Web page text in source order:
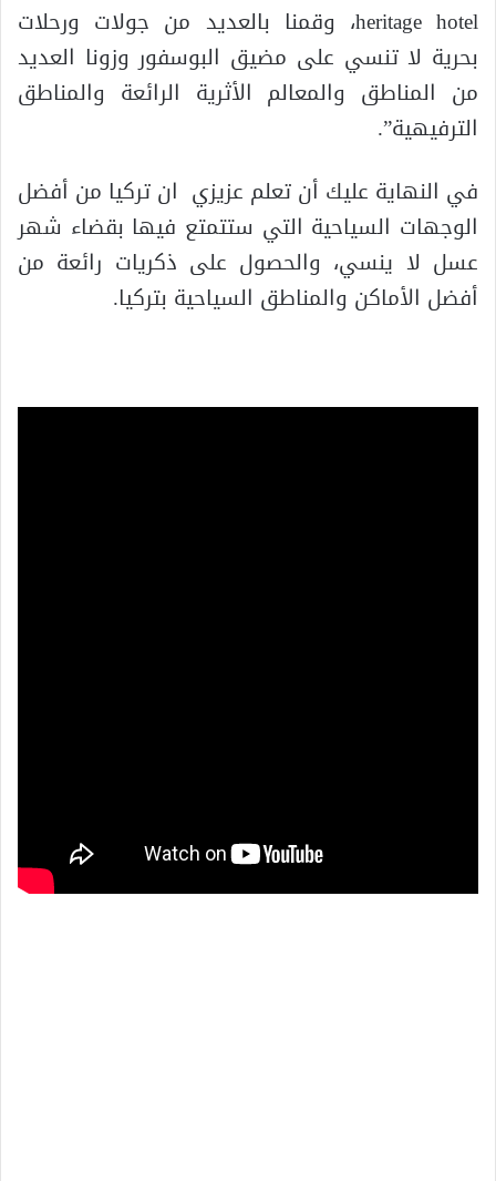
heritage hotel، وقمنا بالعديد من جولات ورحلات
بحرية لا تنسي على مضيق البوسفور وزونا العديد
من المناطق والمعالم الأثرية الرائعة والمناطق
الترفيهية”.
في النهاية عليك أن تعلم عزيزي ان تركيا من أفضل
الوجهات السياحية التي ستتمتع فيها بقضاء شهر
عسل لا ينسي، والحصول على ذكريات رائعة من
أفضل الأماكن والمناطق السياحية بتركيا.